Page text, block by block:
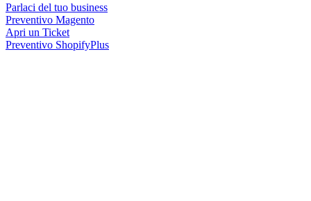
Parlaci del tuo business
Preventivo Magento
Apri un Ticket
Preventivo ShopifyPlus